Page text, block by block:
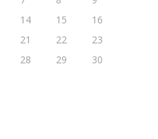
14 15
16
21 22
23
28 29
30